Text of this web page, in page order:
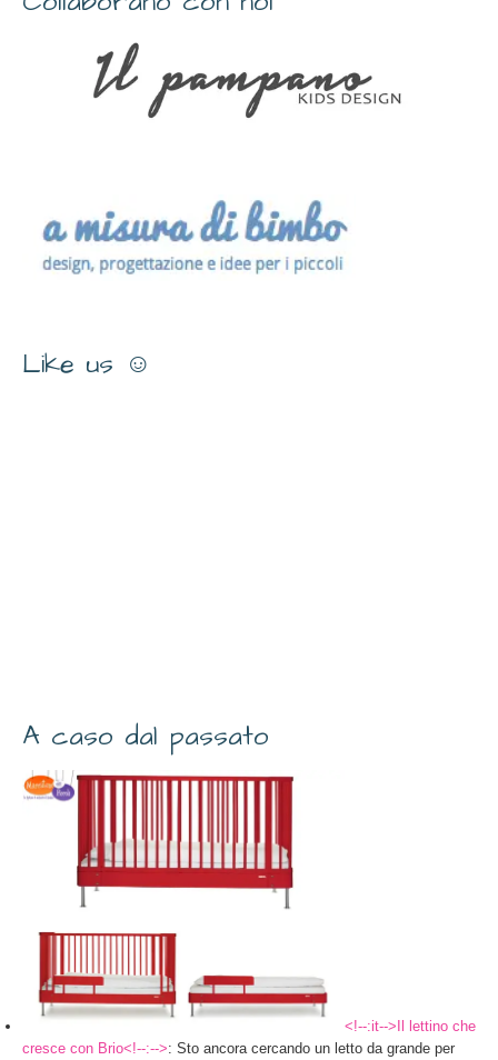
Like us ☺
A caso dal passato
<!--:it-->Il lettino che
cresce con Brio<!--:-->: Sto ancora cercando un letto da grande per